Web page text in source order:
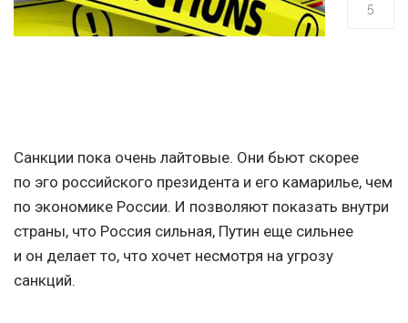
5
Санкции пока очень лайтовые. Они бьют скорее
по эго российского президента и его камарилье, чем
по экономике России. И позволяют показать внутри
страны, что Россия сильная, Путин еще сильнее
и он делает то, что хочет несмотря на угрозу
санкций.